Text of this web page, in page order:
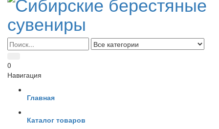
0
Навигация
Главная
Каталог товаров